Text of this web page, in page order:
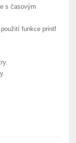
s časovým
funkce printf